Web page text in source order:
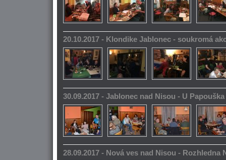
20.10.2017 - Klondike Jablonec - soukromá
30.09.2017 - Jablonec nad Nisou - U
28.09.2017 - Nová ves nad Nisou - Rozhledna